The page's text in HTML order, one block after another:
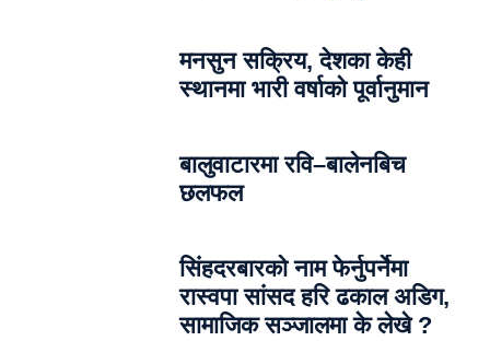
मनसुन सक्रिय, देशका केही
स्थानमा भारी वर्षाको पूर्वानुमान
बालुवाटारमा रवि–बालेनबिच
छलफल
सिंहदरबारको नाम फेर्नुपर्नेमा
रास्वपा सांसद हरि ढकाल अडिग,
सामाजिक सञ्जालमा के लेखे ?